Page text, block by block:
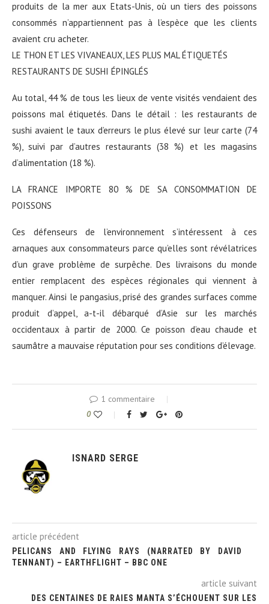
produits de la mer aux Etats-Unis, où un tiers des poissons
consommés n’appartiennent pas à l’espèce que les clients
avaient cru acheter.
LE THON ET LES VIVANEAUX, LES PLUS MAL ÉTIQUETÉS
RESTAURANTS DE SUSHI ÉPINGLÉS
Au total, 44 % de tous les lieux de vente visités vendaient des
poissons mal étiquetés. Dans le détail : les restaurants de
sushi avaient le taux d’erreurs le plus élevé sur leur carte (74
%), suivi par d’autres restaurants (38 %) et les magasins
d’alimentation (18 %).
LA FRANCE IMPORTE 80 % DE SA CONSOMMATION DE
POISSONS
Ces défenseurs de l’environnement s’intéressent à ces
arnaques aux consommateurs parce qu’elles sont révélatrices
d’un grave problème de surpêche. Des livraisons du monde
entier remplacent des espèces régionales qui viennent à
manquer. Ainsi le pangasius, prisé des grandes surfaces comme
produit d’appel, a-t-il débarqué d’Asie sur les marchés
occidentaux à partir de 2000. Ce poisson d’eau chaude et
saumâtre a mauvaise réputation pour ses conditions d’élevage.
1 commentaire
0
ISNARD SERGE
article précédent
PELICANS AND FLYING RAYS (NARRATED BY DAVID
TENNANT) – EARTHFLIGHT – BBC ONE
article suivant
DES CENTAINES DE RAIES MANTA S’ÉCHOUENT SUR LES